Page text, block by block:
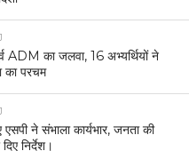
ADM का जलवा, 16 अभ्यर्थियों ने
का परचम
ने संभाला कार्यभार, जनता की
निर्देश।